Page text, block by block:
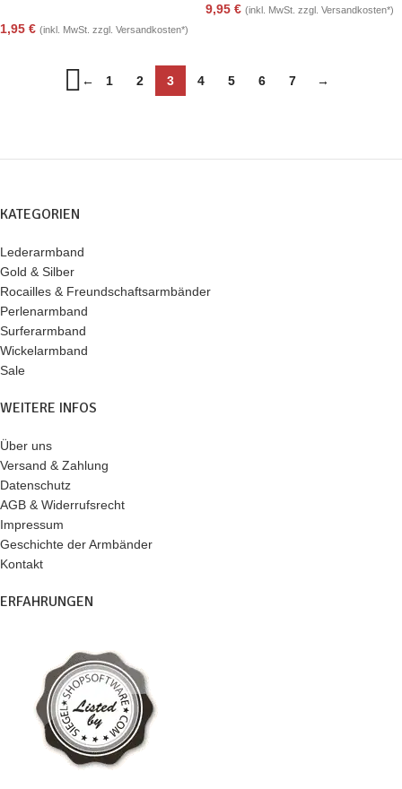
1,95 € (inkl. MwSt. zzgl. Versandkosten*)
9,95 € (inkl. MwSt. zzgl. Versandkosten*)
← 1 2 3 4 5 6 7 →
KATEGORIEN
Lederarmband
Gold & Silber
Rocailles & Freundschaftsarmbänder
Perlenarmband
Surferarmband
Wickelarmband
Sale
WEITERE INFOS
Über uns
Versand & Zahlung
Datenschutz
AGB & Widerrufsrecht
Impressum
Geschichte der Armbänder
Kontakt
ERFAHRUNGEN